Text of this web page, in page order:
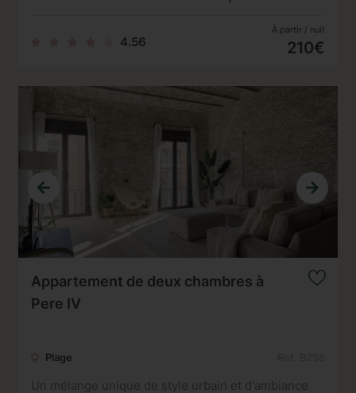
4.56
À partir / nuit
210€
Appartement de deux chambres à
Pere IV
Plage
Un mélange unique de style urbain et d'ambiance